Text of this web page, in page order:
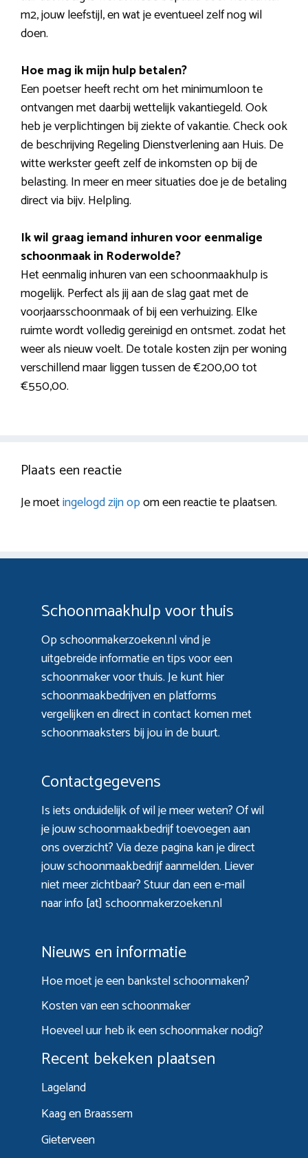
m2, jouw leefstijl, en wat je eventueel zelf nog wil
doen.
Hoe mag ik mijn hulp betalen?
Een poetser heeft recht om het minimumloon te
ontvangen met daarbij wettelijk vakantiegeld. Ook
heb je verplichtingen bij ziekte of vakantie. Check ook
de beschrijving Regeling Dienstverlening aan Huis. De
witte werkster geeft zelf de inkomsten op bij de
belasting. In meer en meer situaties doe je de betaling
direct via bijv. Helpling.
Ik wil graag iemand inhuren voor eenmalige
schoonmaak in Roderwolde?
Het eenmalig inhuren van een schoonmaakhulp is
mogelijk. Perfect als jij aan de slag gaat met de
voorjaarsschoonmaak of bij een verhuizing. Elke
ruimte wordt volledig gereinigd en ontsmet. zodat het
weer als nieuw voelt. De totale kosten zijn per woning
verschillend maar liggen tussen de €200,00 tot
€550,00.
Plaats een reactie
Je moetingelogd zijn opom een reactie te plaatsen.
Schoonmaakhulp voor thuis
Op schoonmakerzoeken.nl vind je
uitgebreide informatie en tips voor een
schoonmaker voor thuis. Je kunt hier
schoonmaakbedrijven en platforms
vergelijken en direct in contact komen met
schoonmaaksters bij jou in de buurt.
Contactgegevens
Is iets onduidelijk of wil je meer weten? Of wil
je jouw schoonmaakbedrijf toevoegen aan
ons overzicht? Viadeze paginakan je direct
jouw schoonmaakbedrijf aanmelden. Liever
niet meer zichtbaar? Stuur dan een e-mail
naar info [at] schoonmakerzoeken.nl
Nieuws en informatie
Hoe moet je een bankstel schoonmaken?
Kosten van een schoonmaker
Hoeveel uur heb ik een schoonmaker nodig?
Recent bekeken plaatsen
Lageland
Kaag en Braassem
Gieterveen